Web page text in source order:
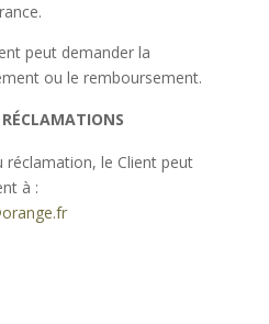
peut demander la
ou le remboursement.
le Client peut
à :